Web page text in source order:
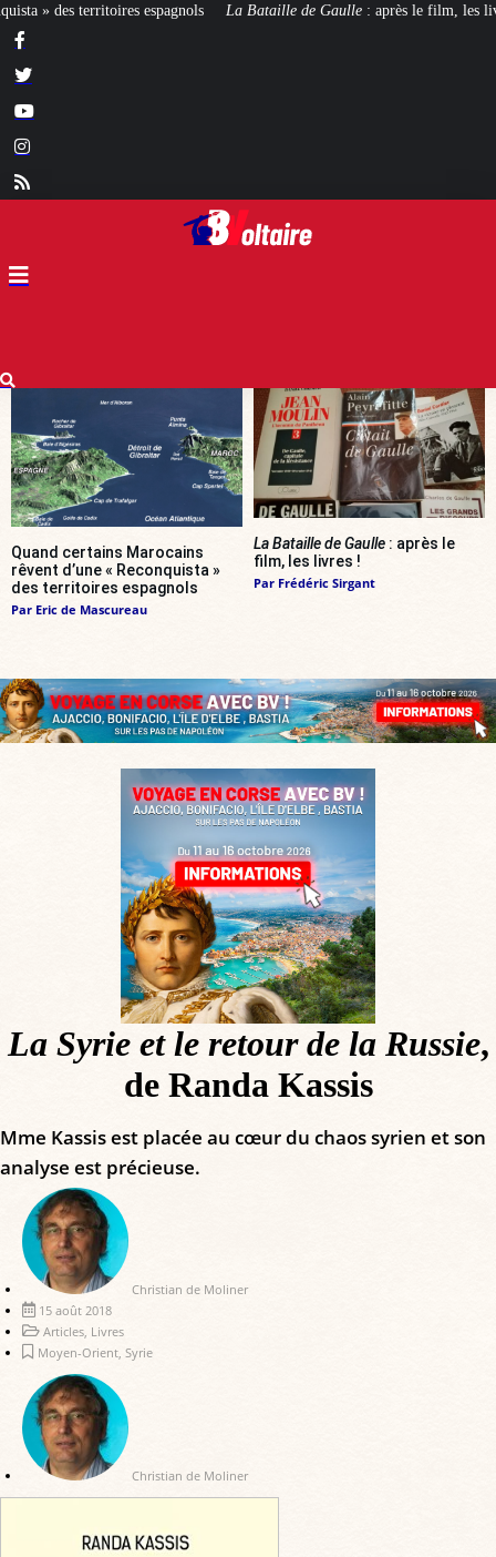
La Bataille de Gaulle: après le film, les livres ! [CINÉMA]De la
Quand certains Marocains
rêvent d’une « Reconquista »
des territoires espagnols
Par Eric de Mascureau
La Bataille de Gaulle : après le
film, les livres !
Par Frédéric Sirgant
La Syrie et le retour de la Russie,
de Randa Kassis
Mme Kassis est placée au cœur du chaos syrien et son
analyse est précieuse.
Christian de Moliner
15 août 2018
Articles Livres
Moyen-Orient Syrie
Christian de Moliner